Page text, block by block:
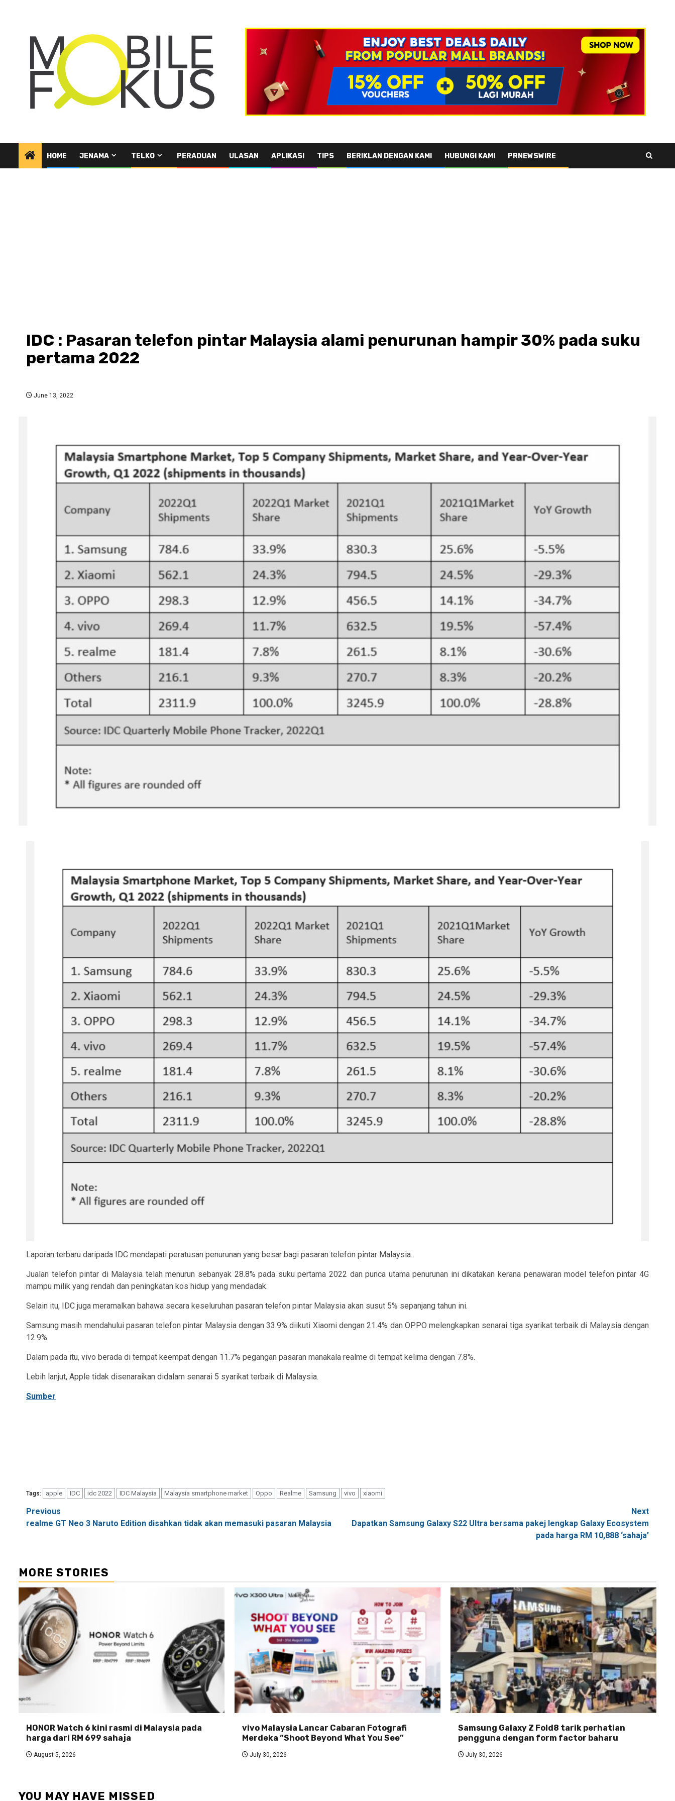
HOME JENAMA TELKO PERADUAN ULASAN APLIKASI TIPS BERIKLAN DENGAN KAMI HUBUNGI KAMI PRNEWSWIRE
IDC : Pasaran telefon pintar Malaysia alami penurunan hampir 30% pada suku
pertama 2022
June 13, 2022
Laporan terbaru daripada IDC mendapati peratusan penurunan yang besar bagi pasaran telefon pintar Malaysia.
Jualan telefon pintar di Malaysia telah menurun sebanyak 28.8% pada suku pertama 2022 dan punca utama penurunan ini dikatakan kerana penawaran model telefon pintar 4G
mampu milik yang rendah dan peningkatan kos hidup yang mendadak.
Selain itu, IDC juga meramalkan bahawa secara keseluruhan pasaran telefon pintar Malaysia akan susut 5% sepanjang tahun ini.
Samsung masih mendahului pasaran telefon pintar Malaysia dengan 33.9% diikuti Xiaomi dengan 21.4% dan OPPO melengkapkan senarai tiga syarikat terbaik di Malaysia dengan
12.9%.
Dalam pada itu, vivo berada di tempat keempat dengan 11.7% pegangan pasaran manakala realme di tempat kelima dengan 7.8%.
Lebih lanjut, Apple tidak disenaraikan didalam senarai 5 syarikat terbaik di Malaysia.
Sumber
Tags: apple IDC idc 2022 IDC Malaysia Malaysia smartphone market Oppo Realme Samsung vivo xiaomi
Post
navigation
Previous
realme GT Neo 3 Naruto Edition disahkan tidak akan memasuki pasaran Malaysia
Next
Dapatkan Samsung Galaxy S22 Ultra bersama pakej lengkap Galaxy Ecosystem
pada harga RM 10,888 ‘sahaja’
MORE STORIES
HONOR Watch 6 kini rasmi di Malaysia pada
harga dari RM 699 sahaja
August 5, 2026
vivo Malaysia Lancar Cabaran Fotografi
Merdeka “Shoot Beyond What You See”
July 30, 2026
Samsung Galaxy Z Fold8 tarik perhatian
pengguna dengan form factor baharu
July 30, 2026
YOU MAY HAVE MISSED